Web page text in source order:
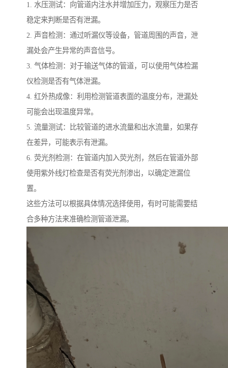
1. 水压测试：向管道内注水并增加压力，观察压力是否
稳定来判断是否有泄漏。
2. 声音检测：通过听漏仪等设备，管道周围的声音，泄
漏处会产生异常的声音信号。
3. 气体检测：对于输送气体的管道，可以使用气体检漏
仪检测是否有气体泄漏。
4. 红外热成像：利用检测管道表面的温度分布，泄漏处
可能会出现温度异常。
5. 流量测试：比较管道的进水流量和出水流量，如果存
在差异，可能表示有泄漏。
6. 荧光剂检测：在管道内加入荧光剂，然后在管道外部
使用紫外线灯检查是否有荧光剂渗出，以确定泄漏位
置。
这些方法可以根据具体情况选择使用，有时可能需要结
合多种方法来准确检测管道泄漏。